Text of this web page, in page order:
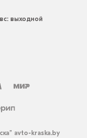
выходной
avto-kraska.by